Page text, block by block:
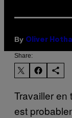
By Oliver
Share:
Travailler en
est